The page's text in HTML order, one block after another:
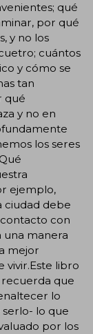
qué
por qué
y no los
cuántos
y cómo se
tan
qué
y no en
los seres
ejemplo,
ciudad debe
con
una manera
mejor
vivir.Este libro
recuerda que
lo
lo que
por los